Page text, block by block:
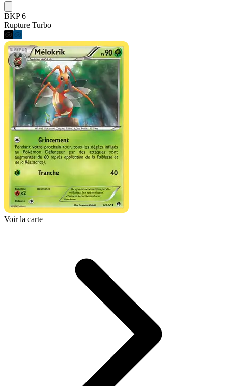
BKP 6
Rupture Turbo
Voir la carte